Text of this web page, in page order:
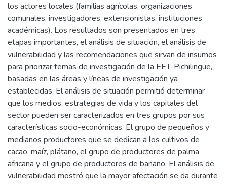
los actores locales (familias agrícolas, organizaciones
comunales, investigadores, extensionistas, instituciones
académicas). Los resultados son presentados en tres
etapas importantes, el análisis de situación, el análisis de
vulnerabilidad y las recomendaciones que sirvan de insumos
para priorizar temas de investigación de la EET-Pichilingue,
basadas en las áreas y líneas de investigación ya
establecidas. El análisis de situación permitió determinar
que los medios, estrategias de vida y los capitales del
sector pueden ser caracterizados en tres grupos por sus
características socio-económicas. El grupo de pequeños y
medianos productores que se dedican a los cultivos de
cacao, maíz, plátano, el grupo de productores de palma
africana y el grupo de productores de banano. El análisis de
vulnerabilidad mostró que la mayor afectación se da durante